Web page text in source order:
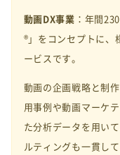
動画DX事業 ： 年間
®︎」をコンセプトに、
ービスです。
動画の企画戦略と制
用事例や動画マーケ
た分析データを用い
ルティングも一貫し